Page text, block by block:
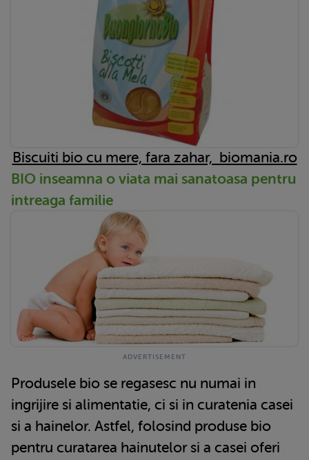
Biscuiti bio cu mere, fara zahar, biomania.ro
BIO inseamna o viata mai sanatoasa pentru
intreaga familie
Produsele bio se regasesc nu numai in
ingrijire si alimentatie, ci si in curatenia casei
si a hainelor. Astfel, folosind produse bio
pentru curatarea hainutelor si a casei oferi